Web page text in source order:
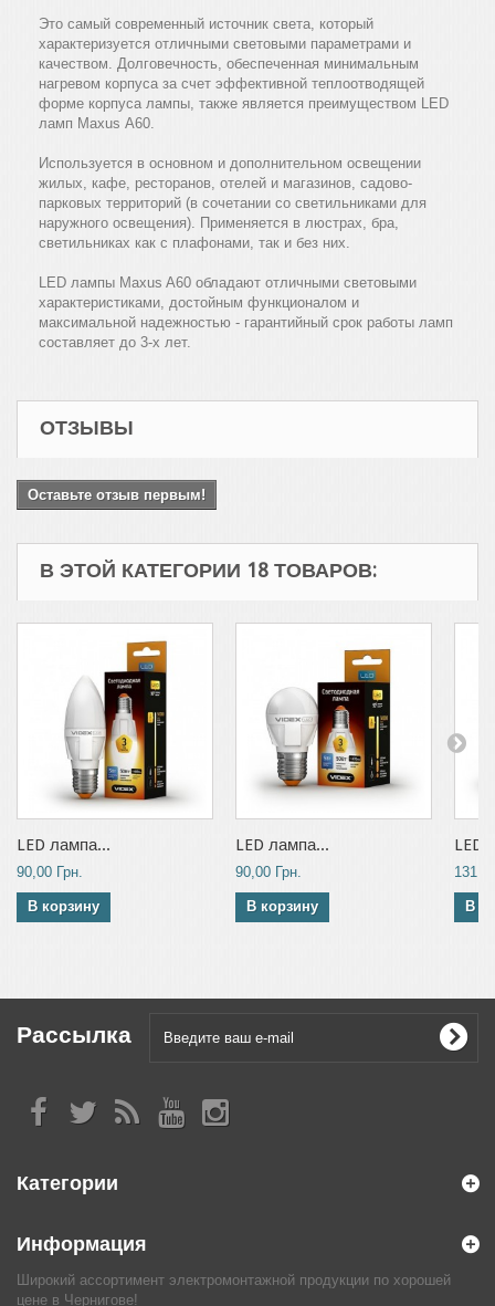
Это самый современный источник света, который
характеризуется отличными световыми параметрами и
качеством. Долговечность, обеспеченная минимальным
нагревом корпуса за счет эффективной теплоотводящей
форме корпуса лампы, также является преимуществом LED
ламп Maxus А60.
Используется в основном и дополнительном освещении
жилых, кафе, ресторанов, отелей и магазинов, садово-
парковых территорий (в сочетании со светильниками для
наружного освещения). Применяется в люстрах, бра,
светильниках как с плафонами, так и без них.
LED лампы Maxus A60 обладают отличными световыми
характеристиками, достойным функционалом и
максимальной надежностью - гарантийный срок работы ламп
составляет до 3-х лет.
ОТЗЫВЫ
Оставьте отзыв первым!
В ЭТОЙ КАТЕГОРИИ 18 ТОВАРОВ:
LED лампа...
90,00 Грн.
В корзину
LED лампа...
90,00 Грн.
В корзину
LED
В
Рассылка
Категории
Информация
Широкий ассортимент электромонтажной продукции по хорошей
цене в Чернигове!